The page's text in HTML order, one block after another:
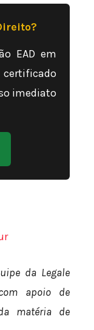
EAD em
imediato
da Legale
apoio de
matéria de